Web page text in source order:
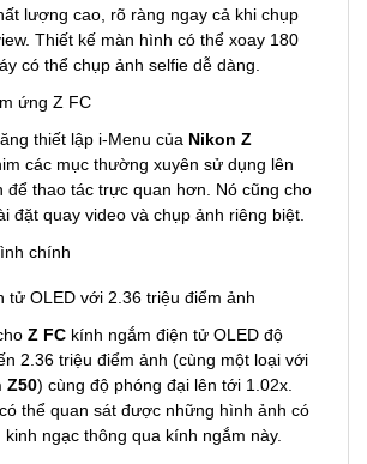
lượng cao, rõ ràng ngay cả khi chụp
Thiết kế màn hình có thể xoay 180
có thể chụp ảnh selfie dễ dàng.
thiết lập i-Menu của Nikon Z
các mục thường xuyên sử dụng lên
để thao tác trực quan hơn. Nó cũng cho
đặt quay video và chụp ảnh riêng biệt.
tử OLED với 2.36 triệu điểm ảnh
Z FC kính ngắm điện tử OLED độ
2.36 triệu điểm ảnh (cùng một loại với
Z50) cùng độ phóng đại lên tới 1.02x.
thể quan sát được những hình ảnh có
ngạc thông qua kính ngắm này.